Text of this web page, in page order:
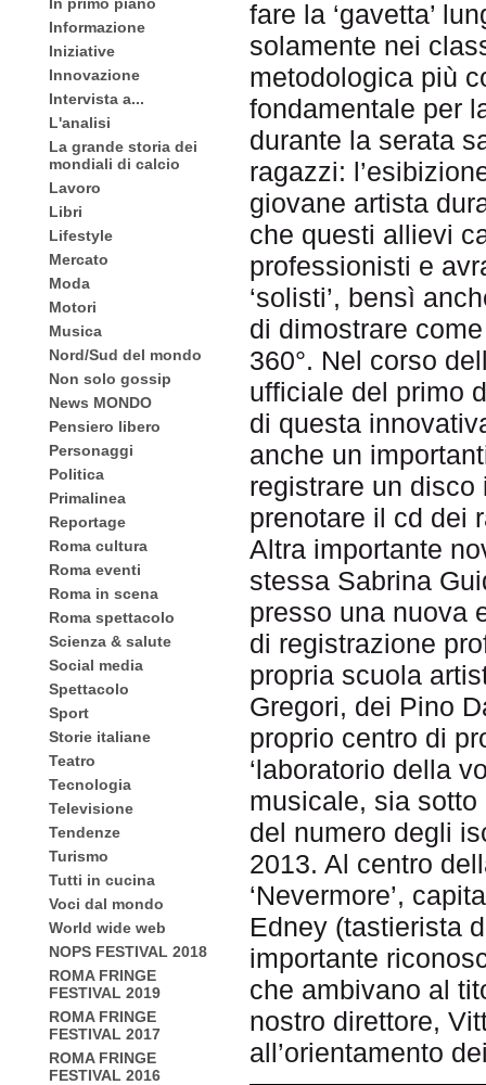
Informazione
Iniziative
Innovazione
Intervista a...
L'analisi
La grande storia dei
mondiali di calcio
Lavoro
Libri
Lifestyle
Mercato
Moda
Motori
Musica
Nord/Sud del mondo
Non solo gossip
News MONDO
Pensiero libero
Personaggi
Politica
Primalinea
Reportage
Roma cultura
Roma eventi
Roma in scena
Roma spettacolo
Scienza & salute
Social media
Spettacolo
Sport
Storie italiane
Teatro
Tecnologia
Televisione
Tendenze
Turismo
Tutti in cucina
Voci dal mondo
World wide web
NOPS FESTIVAL 2018
ROMA FRINGE
FESTIVAL 2019
ROMA FRINGE
FESTIVAL 2017
ROMA FRINGE
FESTIVAL 2016
fare la ‘gavetta’
solamente nei
metodologica più
fondamentale per
durante la serata
ragazzi:
giovane artista
che questi allievi
professionisti e
‘solisti’, bensì
di dimostrare
360°. Nel corso
ufficiale del primo
di questa
anche un
registrare un
prenotare il cd dei
Altra importante
stessa Sabrina
presso una nuova
di registrazione
propria scuola
Gregori, dei Pino
proprio centro di
‘laboratorio della
musicale, sia
del numero degli
2013. Al centro
‘Nevermore’,
Edney (tastierista
importante
che ambivano al
nostro direttore,
all’orientamento